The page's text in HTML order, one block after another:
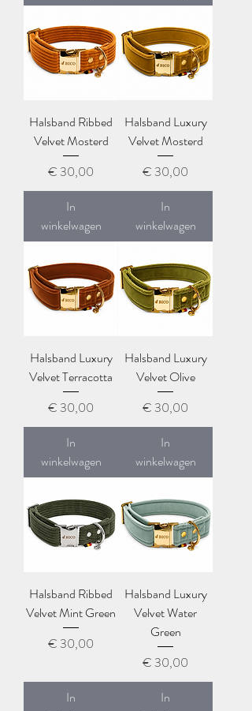
Halsband Ribbed
Velvet Mosterd
Prijs
€ 30,00
In
winkelwagen
Halsband Luxury
Velvet Mosterd
Prijs
€ 30,00
In
winkelwagen
Halsband Luxury
Velvet Terracotta
Prijs
€ 30,00
In
winkelwagen
Halsband Luxury
Velvet Olive
Prijs
€ 30,00
In
winkelwagen
Halsband Ribbed
Velvet Mint Green
Prijs
€ 30,00
In
Halsband Luxury
Velvet Water
Green
Prijs
€ 30,00
In